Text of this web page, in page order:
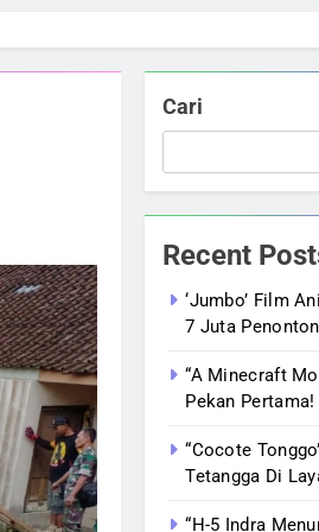
Cari
Recent
‘Jumbo’ Film
7 Juta Penonton
“A Minecraft
Pekan Pertama!
“Cocote
Tetangga Di
“H-5 Indra